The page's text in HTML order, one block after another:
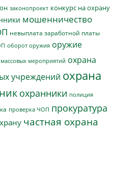
законопроект конкурс на охрану
мошенничество
невыплата заработной платы
оборот оружия оружие
мероприятий охрана
учреждений охрана
охранники полиция
проверка ЧОП прокуратура
частная охрана